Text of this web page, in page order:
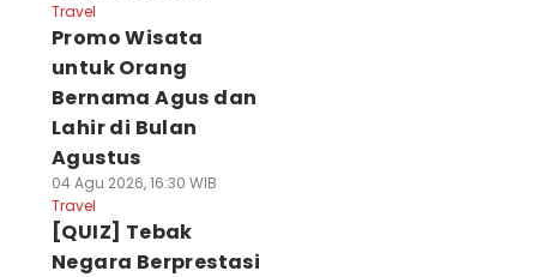
Travel
Promo Wisata
untuk Orang
Bernama Agus dan
Lahir di Bulan
Agustus
04 Agu 2026, 16:30 WIB
Travel
[QUIZ] Tebak
Negara Berprestasi